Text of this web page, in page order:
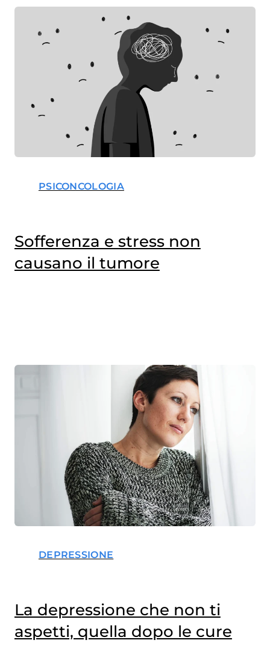
PSICONCOLOGIA
Sofferenza e stress non
causano il tumore
DEPRESSIONE
La depressione che non ti
aspetti, quella dopo le cure